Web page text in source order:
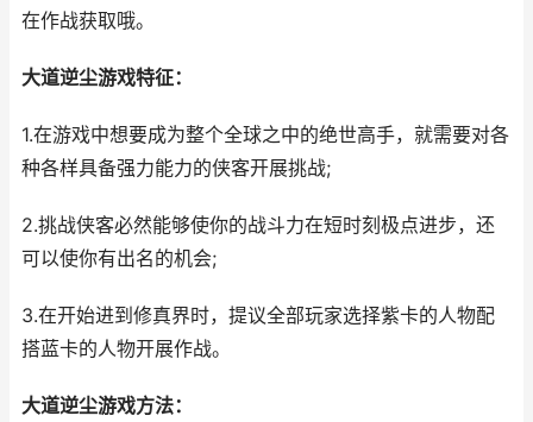
在作战获取哦。
大道逆尘游戏特征：
1.在游戏中想要成为整个全球之中的绝世高手，就需要对各
种各样具备强力能力的侠客开展挑战;
2.挑战侠客必然能够使你的战斗力在短时刻极点进步，还
可以使你有出名的机会;
3.在开始进到修真界时，提议全部玩家选择紫卡的人物配
搭蓝卡的人物开展作战。
大道逆尘游戏方法：